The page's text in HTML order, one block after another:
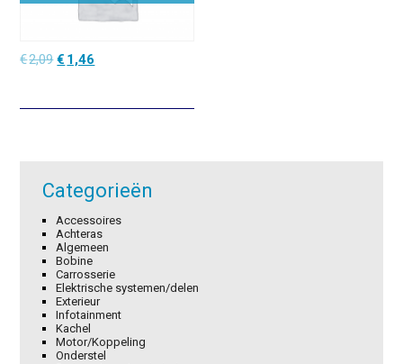
€2,09Oorspronkelijke
€2,09.
€ 1,46
€1,46.
Categorieën
Accessoires
Achteras
Algemeen
Bobine
Carrosserie
Elektrische systemen/delen
Exterieur
Infotainment
Kachel
Motor/Koppeling
Onderstel